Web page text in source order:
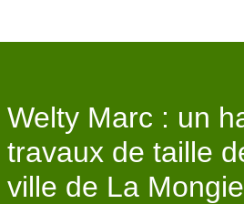
Welty Marc : un
travaux de taille
ville de La